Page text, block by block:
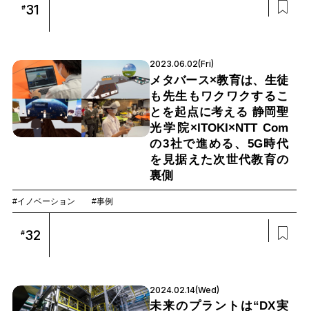
#31
2023.06.02(Fri)
メタバース×教育は、生徒
も先生もワクワクするこ
とを起点に考える 静岡聖
光学院×ITOKI×NTT Com
の3社で進める、5G時代
を見据えた次世代教育の
裏側
#イノベーション #事例
#32
2024.02.14(Wed)
未来のプラントは“DX実